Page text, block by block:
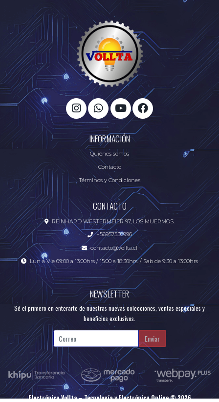
INFORMACIÓN
Quiénes somos
Contacto
Términos y Condiciones
CONTACTO
REINHARD WESTERMEIER 97, LOS MUERMOS.
+56957536996
contacto@vollta.cl
Lun a Vie 09:00 a 13:00hrs / 15:00 a 18:30hrs. / Sab de 9:30 a 13:00hrs
NEWSLETTER
Sé el primero en enterarte de nuestras nuevas colecciones, ventas especiales y
beneficios exclusivos.
Enviar
Electrónica Vollta – Tecnología y Electrónica Online © 2026